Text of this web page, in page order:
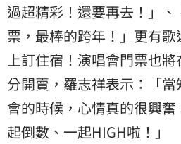
過超精彩！還要再去！」
票，最棒的跨年！」更有
上訂住宿！演唱會門票也
分開賣，羅志祥表示：「
會的時候，心情真的很興
起倒數、一起HIGH啦！」